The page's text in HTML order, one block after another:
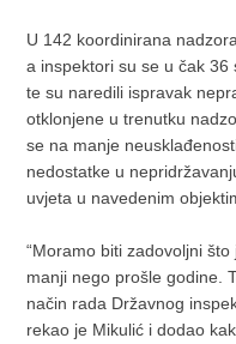
U 142 koordinirana
a inspektori su se u čak
te su naredili ispravak
otklonjene u trenutku
se na manje
nedostatke u
uvjeta u navedenim
“Moramo biti zadovoljni
manji nego prošle godine.
način rada Državnog
rekao je Mikulić i dodao